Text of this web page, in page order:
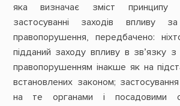
яка визначає зміст принципу
застосуванні заходів впливу за
правопорушення, передбачено:
підданий заходу впливу в зв’язку з
правопорушенням інакше як на
встановлених законом;
на те органами і посадовими